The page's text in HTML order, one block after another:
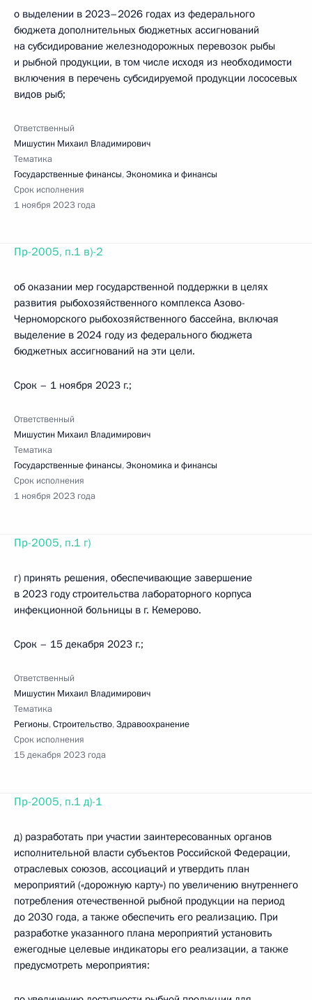
о выделении в 2023–2026 годах из федерального
бюджета дополнительных бюджетных ассигнований
на субсидирование железнодорожных перевозок рыбы
и рыбной продукции, в том числе исходя из необходимости
включения в перечень субсидируемой продукции лососевых
видов рыб;
Ответственный
Мишустин Михаил Владимирович
Тематика
Государственные финансы,Экономика и финансы
Срок исполнения
1 ноября 2023 года
Пр-2005, п.1 в)-2
об оказании мер государственной поддержки в целях
развития рыбохозяйственного комплекса Азово-
Черноморского рыбохозяйственного бассейна, включая
выделение в 2024 году из федерального бюджета
бюджетных ассигнований на эти цели.
Срок – 1 ноября 2023 г.;
Ответственный
Мишустин Михаил Владимирович
Тематика
Государственные финансы,Экономика и финансы
Срок исполнения
1 ноября 2023 года
Пр-2005, п.1 г)
г) принять решения, обеспечивающие завершение
в 2023 году строительства лабораторного корпуса
инфекционной больницы в г. Кемерово.
Срок – 15 декабря 2023 г.;
Ответственный
Мишустин Михаил Владимирович
Тематика
Регионы,Строительство,Здравоохранение
Срок исполнения
15 декабря 2023 года
Пр-2005, п.1 д)-1
д) разработать при участии заинтересованных органов
исполнительной власти субъектов Российской Федерации,
отраслевых союзов, ассоциаций и утвердить план
мероприятий («дорожную карту») по увеличению внутреннего
потребления отечественной рыбной продукции на период
до 2030 года, а также обеспечить его реализацию. При
разработке указанного плана мероприятий установить
ежегодные целевые индикаторы его реализации, а также
предусмотреть мероприятия: